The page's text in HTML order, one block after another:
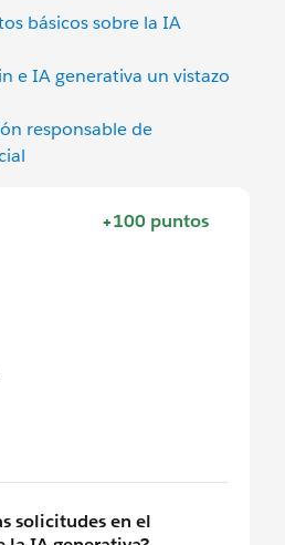
básicos sobre la IA
e IA generativa un vistazo
responsable de